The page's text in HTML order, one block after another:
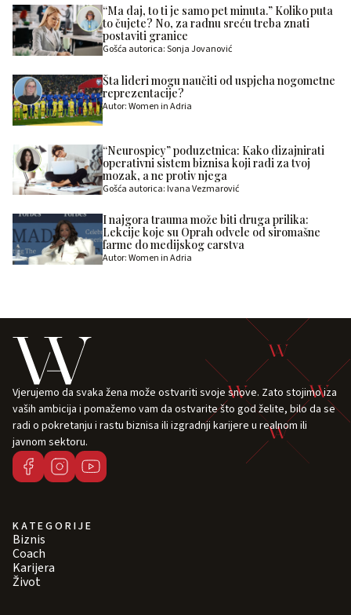
“Ma daj, to ti je samo pet minuta.” Koliko puta
to čujete? No, za radnu sreću treba znati
postaviti granice
Gošća autorica: Sonja Jovanović
Šta lideri mogu naučiti od uspjeha nogometne
reprezentacije?
Autor: Women in Adria
“Neurospicy” poduzetnica: Kako dizajnirati
operativni sistem biznisa koji radi za tvoj
mozak, a ne protiv njega
Gošća autorica: Ivana Vezmarović
I najgora trauma može biti druga prilika:
Lekcije koje su Oprah odvele od siromašne
farme do medijskog carstva
Autor: Women in Adria
Vjerujemo da svaka žena može ostvariti svoje snove. Zato stojimo iza
vaših ambicija i pomažemo vam da ostvarite što god želite, bilo da se
radi o pokretanju i rastu biznisa ili izgradnji karijere u realnom ili
javnom sektoru.
KATEGORIJE
Biznis
Coach
Karijera
Život